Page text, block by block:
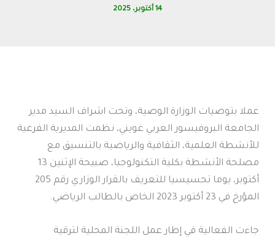
14 أكتوبر، 2025
عملا بتوصيات الوزارة الوصية، وتحت اشراف السيد مدير
الجامعة البروفيسور العربي غويني، نظمت المديرية الفرعية
للأنشطة العلمية، الثقافية والرياضية بالتنسيق مع
مصلحة الأنشطة بكلية التكنولوجيا، صبيحة الإثنين 13
أكتوبر، يوما تحسيسيا للتعريف بالقرار الوزاري رقم 205
المؤرخ في 23 أكتوبر 2023 الخاص بالطالب الرياضي.
جاءت الفعالية في إطار عمل اللجنة المحلية لترقية